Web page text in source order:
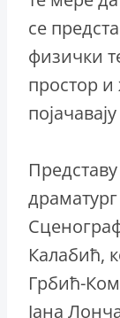
се
физички
простор и
Калабић,
Грбић-
Јана